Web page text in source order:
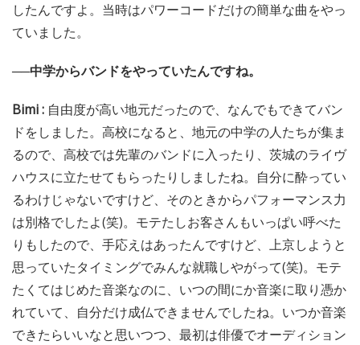
したんですよ。当時はパワーコードだけの簡単な曲をやっ
ていました。
──中学からバンドをやっていたんですね。
Bimi : 自由度が高い地元だったので、なんでもできてバン
ドをしました。高校になると、地元の中学の人たちが集ま
るので、高校では先輩のバンドに入ったり、茨城のライヴ
ハウスに立たせてもらったりしましたね。自分に酔ってい
るわけじゃないですけど、そのときからパフォーマンス力
は別格でしたよ(笑)。モテたしお客さんもいっぱい呼べた
りもしたので、手応えはあったんですけど、上京しようと
思っていたタイミングでみんな就職しやがって(笑)。モテ
たくてはじめた音楽なのに、いつの間にか音楽に取り憑か
れていて、自分だけ成仏できませんでしたね。いつか音楽
できたらいいなと思いつつ、最初は俳優でオーディション